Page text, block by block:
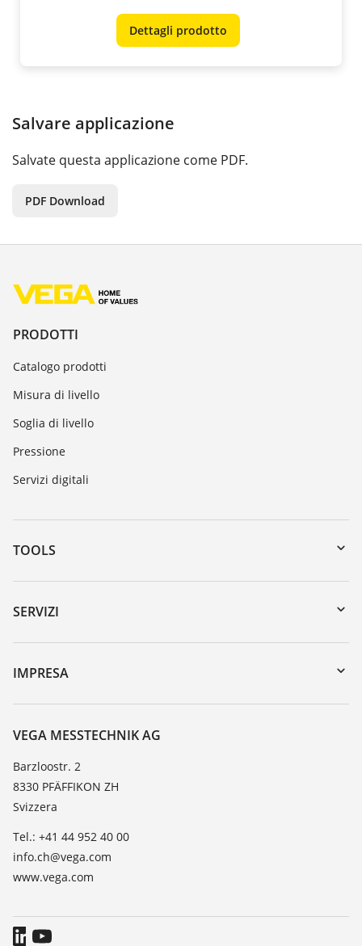
Dettagli prodotto
Salvare applicazione
Salvate questa applicazione come PDF.
PDF Download
PRODOTTI
Catalogo prodotti
Misura di livello
Soglia di livello
Pressione
Servizi digitali
TOOLS
Downloads
Ricerca numero di serie
DTM Collection/PACTware
SERVIZI
Reso apparecchio
Seminari
TeamViewer
IMPRESA
VEGA, l'azienda
Contatto
Novità
Stampa
Blog
VEGA MESSTECHNIK AG
Barzloostr. 2
8330 PFÄFFIKON ZH
Svizzera
Tel.: +41 44 952 40 00
info.ch@vega.com
www.vega.com